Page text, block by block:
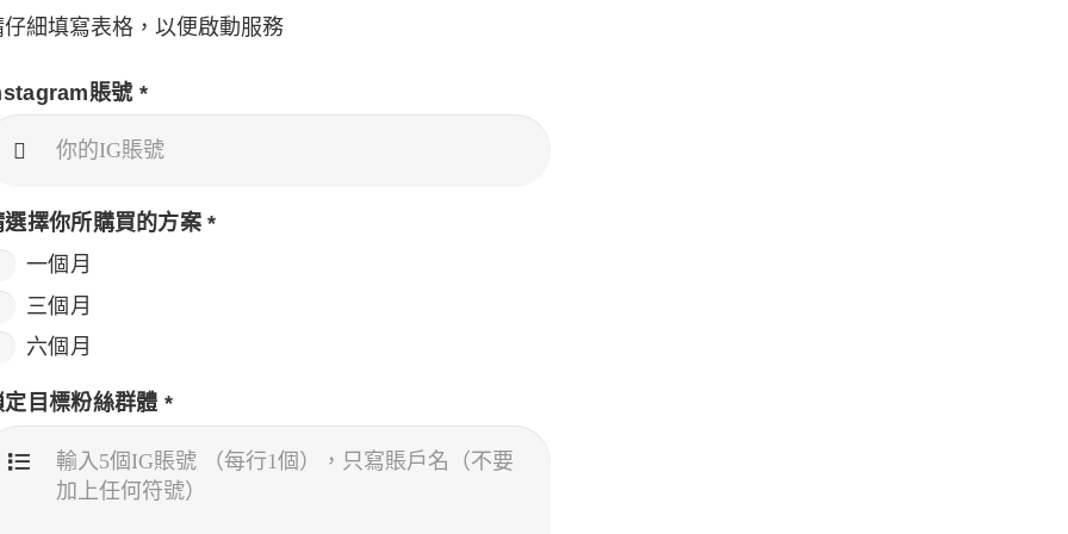
仔細填寫表格，以便啟動服務
賬號 *
選擇你所購買的方案*
一個月
三個月
六個月
定目標粉絲群體 *